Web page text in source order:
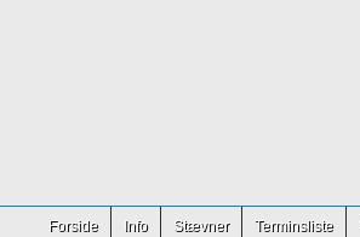
Forside Info Stævner Terminsliste